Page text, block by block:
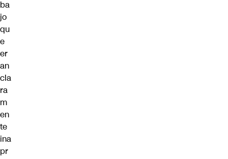
ba
jo
qu
e
er
an
cla
ra
m
en
te
ina
pr